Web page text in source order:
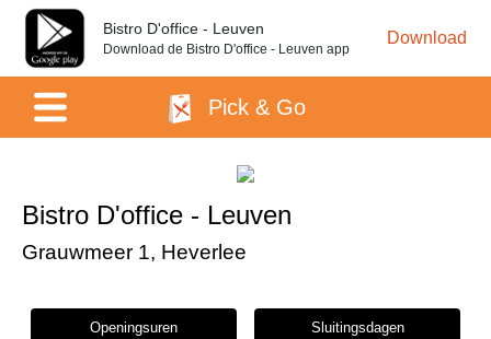
Bistro D'office - Leuven
Download de Bistro D'office - Leuven app
Download
Pick & Go
Bistro D'office - Leuven
Grauwmeer 1, Heverlee
Openingsuren Sluitingsdagen